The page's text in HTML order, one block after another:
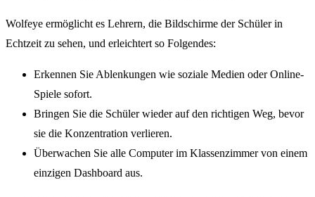
Wolfeye ermöglicht es Lehrern, die Bildschirme der Schüler in
Echtzeit zu sehen, und erleichtert so Folgendes:
Erkennen Sie Ablenkungen wie soziale Medien oder Online-
Spiele sofort.
Bringen Sie die Schüler wieder auf den richtigen Weg, bevor
sie die Konzentration verlieren.
Überwachen Sie alle Computer im Klassenzimmer von einem
einzigen Dashboard aus.